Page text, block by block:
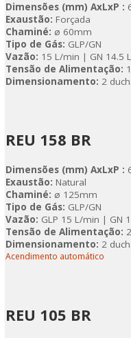
Dimensões (mm) AxLxP :
Exaustão: Forçada
Chaminé: ø 60mm
Tipo de Gás: GLP/GN
Vazão: 15 L/min | GN 14.5
Tensão de Alimentação:
Dimensionamento: 2
REU 158 BR
Dimensões (mm) AxLxP :
Exaustão: Natural
Chaminé: ø 125mm
Tipo de Gás: GLP/GN
Vazão: GLP 15 L/min | GN
Tensão de Alimentação:
Dimensionamento: 2
Acendimento automático
REU 105 BR